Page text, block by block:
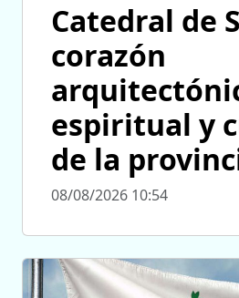
Catedral de
corazón
espiritual y
de la
08/08/2026 10:54